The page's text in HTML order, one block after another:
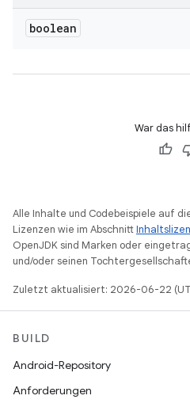
boolean
War das
Alle Inhalte und Codebeispiele auf
Lizenzen wie im Abschnitt
OpenJDK sind Marken oder
und/oder seinen
Zuletzt aktualisiert: 2026-06-22
BUILD
Android-Repository
Anforderungen